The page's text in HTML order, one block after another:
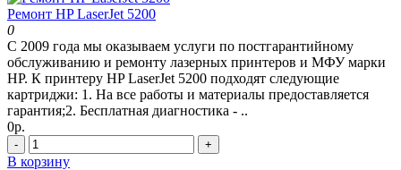
Ремонт HP LaserJet 5200
0
С 2009 года мы оказываем услуги по постгарантийному
обслуживанию и ремонту лазерных принтеров и МФУ марки
HP. К принтеру HP LaserJet 5200 подходят следующие
картриджи: 1. На все работы и материалы предоставляется
гарантия;2. Бесплатная диагностика - ..
0р.
- +
В корзину